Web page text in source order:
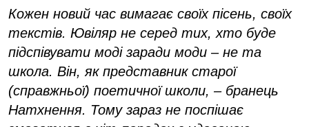
Кожен новий час вимагає своїх пісень, своїх
текстів. Ювіляр не серед тих, хто буде
підспівувати моді заради моди – не та
школа. Він, як представник старої
(справжньої) поетичної школи, – бранець
Натхнення. Тому зараз не поспішає